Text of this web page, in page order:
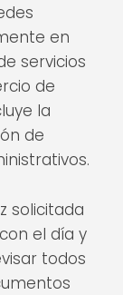
en
servicios
de
la
de
solicitada
el día y
todos